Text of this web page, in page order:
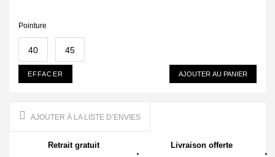
Pointure
40 45
EFFACER AJOUTER AU PANIER
AJOUTER À LA LISTE D’ENVIES
Retrait gratuit
Livraison offerte